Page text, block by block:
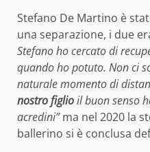
Stefano De Martino è
una separazione, i due
Stefano ho cercato di
quando ho potuto. Non ci
naturale momento di
nostro figlioil buon senso
acredini”ma nel 2020 la
ballerino si è conclusa